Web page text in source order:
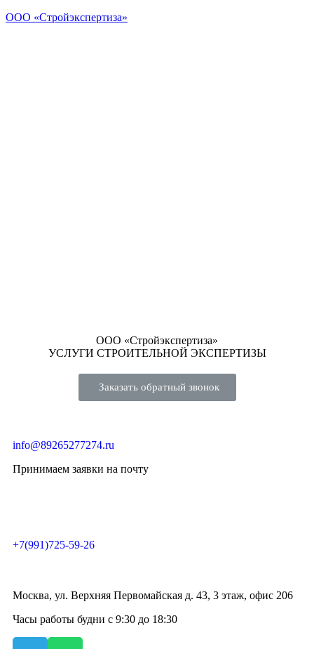
ООО «Стройэкспертиза»
ООО «Стройэкспертиза»
УСЛУГИ СТРОИТЕЛЬНОЙ ЭКСПЕРТИЗЫ
Заказать обратный звонок
info@89265277274.ru
Принимаем заявки на почту
+7(991)725-59-26
Москва, ул. Верхняя Первомайская д. 43, 3 этаж, офис 206
Часы работы будни с 9:30 до 18:30